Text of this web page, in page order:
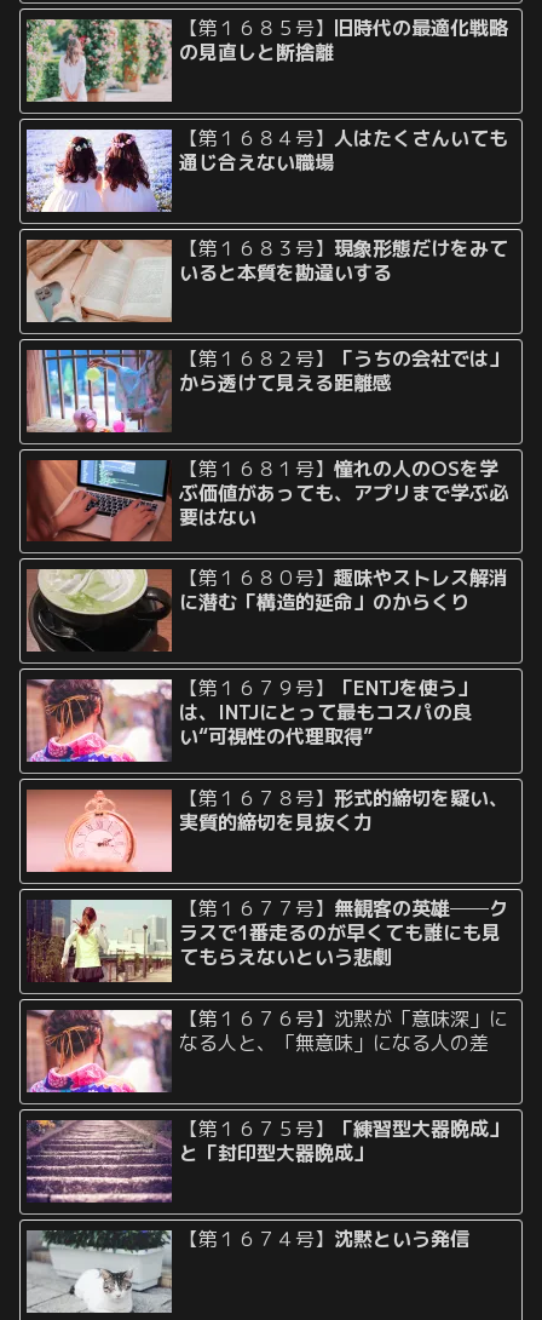
【第１６８５号】 旧時代の最適化戦略
の見直しと断捨離
【第１６８４号】人はたくさんいても
通じ合えない職場
【第１６８３号】現象形態だけをみて
いると本質を勘違いする
【第１６８２号】
「うちの会社では」
から透けて見える距離感
【第１６８１号】憧れの人のOSを学
ぶ価値があっても、アプリまで学ぶ必
要はない
【第１６８０号】趣味やストレス解消
に潜む「構造的延命」のからくり
【第１６７９号】
「ENTJを使う」
は、INTJにとって最もコスパの良
い“可視性の代理取得”
【第１６７８号】形式的締切を疑い、
実質的締切を見抜く力
【第１６７７号】 無観客の英雄──ク
ラスで1番走るのが早くても誰にも見
てもらえないという悲劇
【第１６７６号】沈黙が「意味深」に
なる人と、「無意味」になる人の差
【第１６７５号】
「練習型大器晩成」
と「封印型大器晩成」
【第１６７４号】 沈黙という発信